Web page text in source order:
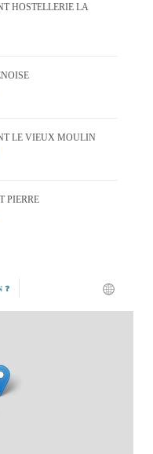
HOSTELLERIE LA
LE VIEUX MOULIN
PIERRE
❓